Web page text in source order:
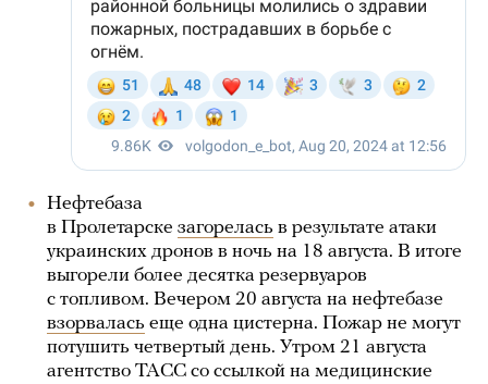
Нефтебаза
в Пролетарске загорелась в результате атаки
украинских дронов в ночь на 18 августа. В итоге
выгорели более десятка резервуаров
с топливом. Вечером 20 августа на нефтебазе
взорвалась еще одна цистерна. Пожар не могут
потушить четвертый день. Утром 21 августа
агентство ТАСС со ссылкой на медицинские